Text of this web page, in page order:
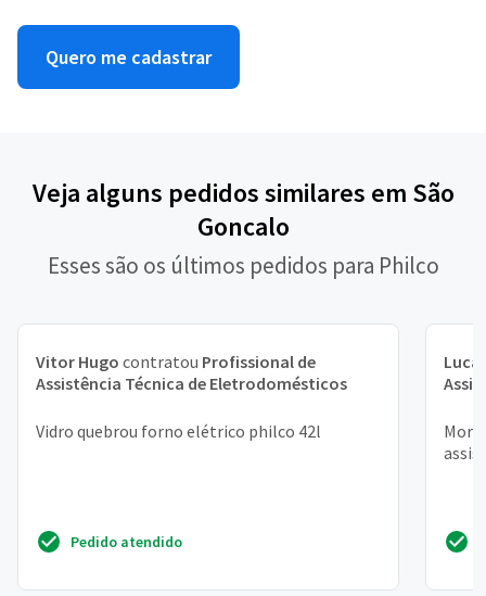
Quero me cadastrar
Veja alguns pedidos similares em São
Goncalo
Esses são os últimos pedidos para Philco
Vitor Hugo contratou Profissional de
Assistência Técnica de Eletrodomésticos
Vidro quebrou forno elétrico philco 42l
Pedido atendido
Moro